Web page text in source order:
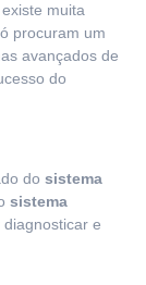
existe muita
procuram um
avançados de
do
do sistema
sistema
diagnosticar e